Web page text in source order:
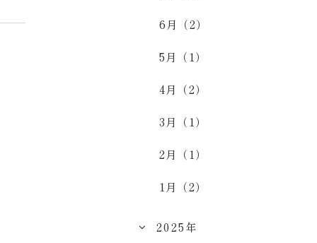
6月（2）
5月（1）
4月（2）
3月（1）
2月（1）
1月（2）
2025年